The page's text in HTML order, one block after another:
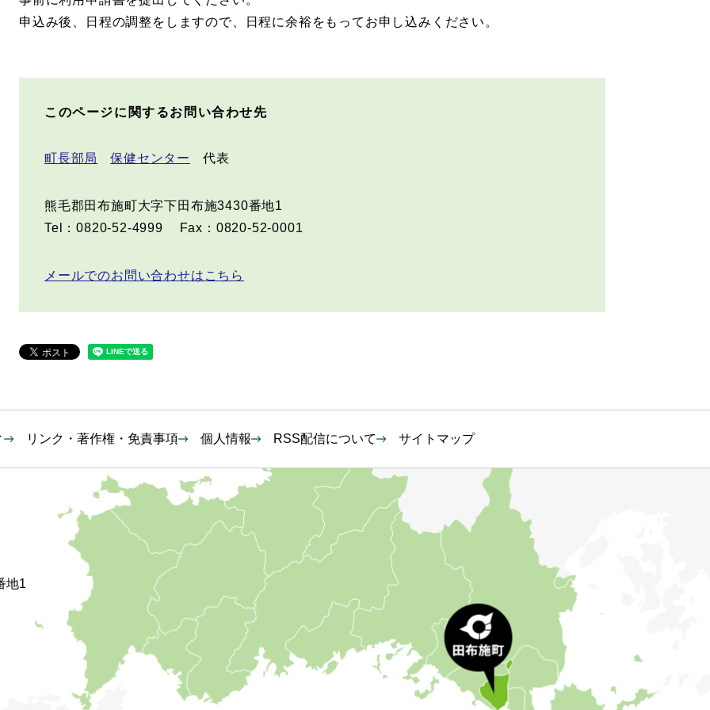
申込み後、日程の調整をしますので、日程に余裕をもってお申し込みください。
このページに関するお問い合わせ先
町長部局 保健センター 代表
熊毛郡田布施町大字下田布施3430番地1
Tel：0820-52-4999
Fax：0820-52-0001
メールでのお問い合わせはこちら
リンク・著作権・免責事項 個人情報 RSS配信について サイトマップ
地1